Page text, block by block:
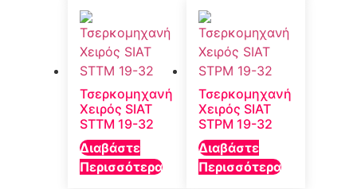
Τσερκομηχανή
Χειρός SIAT
STTM 19-32
Διαβάστε
Περισσότερα
Τσερκομηχανή
Χειρός SIAT
STPM 19-32
Διαβάστε
Περισσότερα